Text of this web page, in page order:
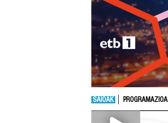
SAIOAK PROGRAMAZIOA